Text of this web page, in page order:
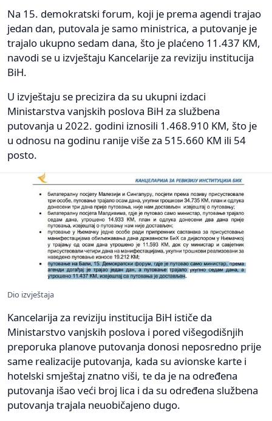
Na 15. demokratski forum, koji je prema agendi trajao
jedan dan, putovala je samo ministrica, a putovanje je
trajalo ukupno sedam dana, što je plaćeno 11.437 KM,
navodi se u izvještaju Kancelarije za reviziju institucija
BiH.
U izvještaju se precizira da su ukupni izdaci
Ministarstva vanjskih poslova BiH za službena
putovanja u 2022. godini iznosili 1.468.910 KM, što je
u odnosu na godinu ranije više za 515.660 KM ili 54
posto.
Dio izvještaja
Kancelarija za reviziju institucija BiH ističe da
Ministarstvo vanjskih poslova i pored višegodišnjih
preporuka planove putovanja donosi neposredno prije
same realizacije putovanja, kada su avionske karte i
hotelski smještaj znatno viši, te da je na određena
putovanja išao veći broj lica i da su određena službena
putovanja trajala neuobičajeno dugo.